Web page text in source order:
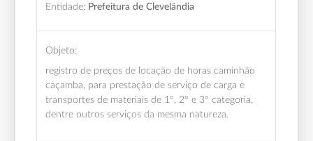
Entidade: Prefeitura de Clevelândia
Objeto:
registro de preços de locação de horas caminhão
caçamba, para prestação de serviço de carga e
transportes de materiais de 1º, 2º e 3º categoria,
dentre outros serviços da mesma natureza.